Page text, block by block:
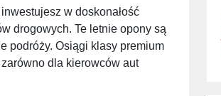
inwestujesz w doskonałość
drogowych. Te letnie opony są
podróży. Osiągi klasy premium
dla kierowców aut